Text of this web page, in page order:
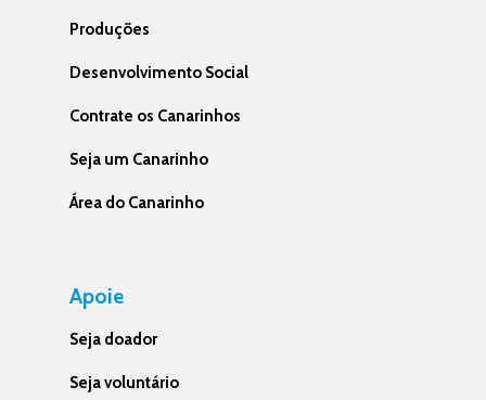
Produções
Desenvolvimento Social
Contrate os Canarinhos
Seja um Canarinho
Área do Canarinho
Apoie
Seja doador
Seja voluntário